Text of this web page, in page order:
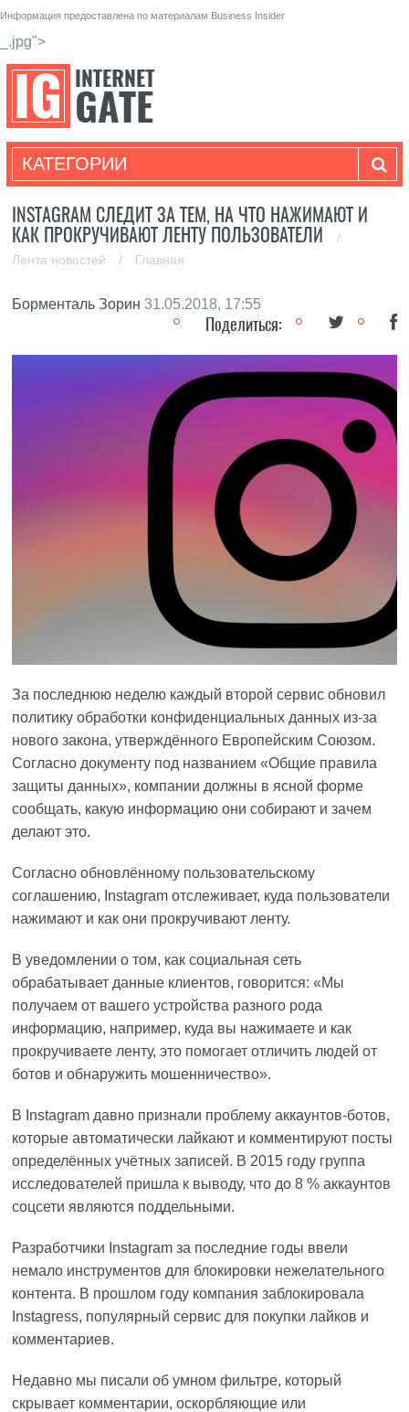
Информация предоставлена по материалам Business Insider
_.jpg">
КАТЕГОРИИ
INSTAGRAM СЛЕДИТ ЗА ТЕМ, НА ЧТО НАЖИМАЮТ И
КАК ПРОКРУЧИВАЮТ ЛЕНТУ ПОЛЬЗОВАТЕЛИ
/
Лента новостей
/ Главная
Борменталь Зорин 31.05.2018, 17:55
Поделиться:
За последнюю неделю каждый второй сервис обновил
политику обработки конфиденциальных данных из-за
нового закона, утверждённого Европейским Союзом.
Согласно документу под названием «Общие правила
защиты данных», компании должны в ясной форме
сообщать, какую информацию они собирают и зачем
делают это.
Согласно обновлённому пользовательскому
соглашению, Instagram отслеживает, куда пользователи
нажимают и как они прокручивают ленту.
В уведомлении о том, как социальная сеть
обрабатывает данные клиентов, говорится: «Мы
получаем от вашего устройства разного рода
информацию, например, куда вы нажимаете и как
прокручиваете ленту, это помогает отличить людей от
ботов и обнаружить мошенничество».
В Instagram давно признали проблему аккаунтов-ботов,
которые автоматически лайкают и комментируют посты
определённых учётных записей. В 2015 году группа
исследователей пришла к выводу, что до 8 % аккаунтов
соцсети являются поддельными.
Разработчики Instagram за последние годы ввели
немало инструментов для блокировки нежелательного
контента. В прошлом году компания заблокировала
Instagress, популярный сервис для покупки лайков и
комментариев.
Недавно мы писали об умном фильтре, который
скрывает комментарии, оскорбляющие или